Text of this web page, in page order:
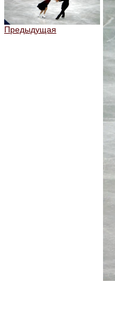
Предыдущая